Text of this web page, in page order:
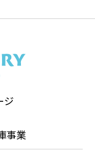
ジ
事業